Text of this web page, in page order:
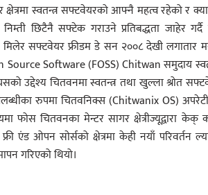
स्वतन्त्र सफ्टवेयरको आफ्नै महत्व रहेको र
छिटैनै सफ्टेक गराउने प्रतिबद्धता जाहेर
सफ्टवेयर फ्रीडम डे सन २००८ देखी लगातार
Software (FOSS) Chitwan समुदाय
उद्देश्य चितवनमा स्वतन्त्र तथा खुल्ला श्रोत
रुपमा चितवनिक्स (Chitwanix OS)
फोस चितवनका मेन्टर सागर क्षेत्रीज्यूद्वारा केक्
एंड ओपन साेर्सको क्षेत्रमा केही नयाँ परिवर्तन
गरिएको थियो।